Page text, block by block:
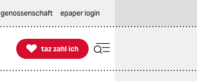
genossenschaft epaper login

taz zahl ich
taz zahl ich